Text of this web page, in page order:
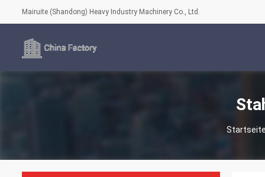
Mairuite (Shandong) Heavy Industry Machinery Co., Ltd.